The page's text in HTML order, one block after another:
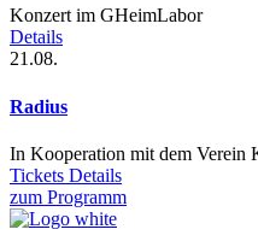
Konzert im GHeimLabor
Details
21.08.
Radius
In Kooperation mit dem Verein
Tickets Details
zum Programm